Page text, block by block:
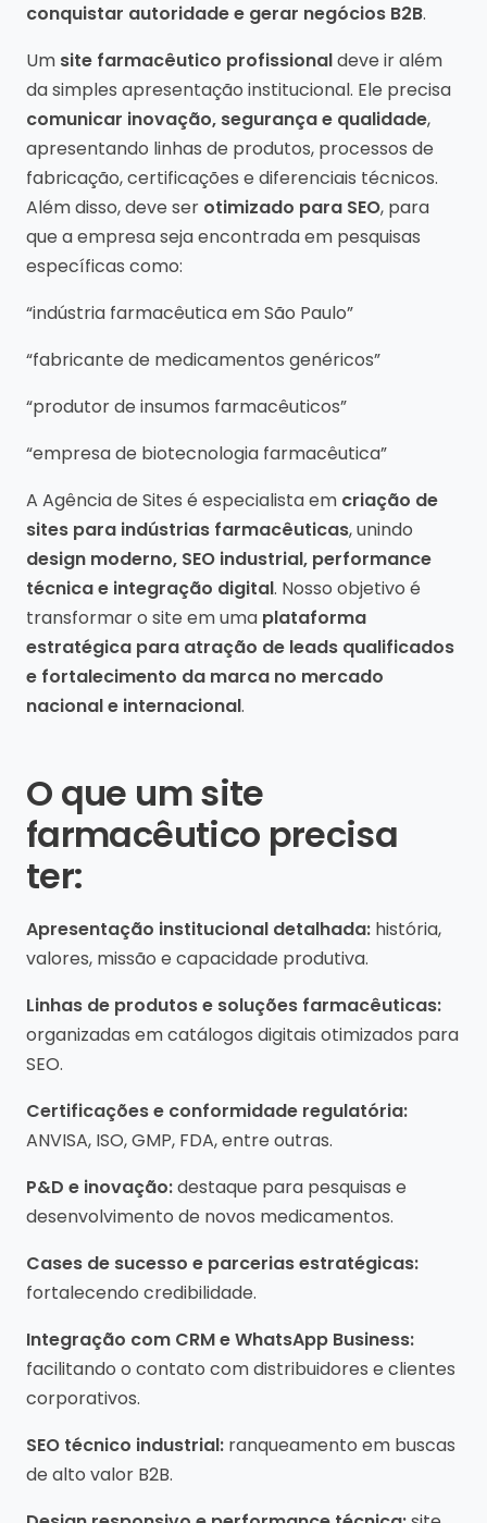
conquistar autoridade e gerar negócios B2B.
Um site farmacêutico profissionaldeve ir além
da simples apresentação institucional. Ele precisa
comunicar inovação, segurança e qualidade,
apresentando linhas de produtos, processos de
fabricação, certificações e diferenciais técnicos.
Além disso, deve ser otimizado para SEO, para
que a empresa seja encontrada em pesquisas
específicas como:
“indústria farmacêutica em São Paulo”
“fabricante de medicamentos genéricos”
“produtor de insumos farmacêuticos”
“empresa de biotecnologia farmacêutica”
A Agência de Sites é especialista em criação de
sites para indústrias farmacêuticas, unindo
design moderno, SEO industrial, performance
técnica e integração digital. Nosso objetivo é
transformar o site em uma plataforma
estratégica para atração de leads qualificados
e fortalecimento da marca no mercado
nacional e internacional.
O que um site
farmacêutico precisa
ter:
Apresentação institucional detalhada: história,
valores, missão e capacidade produtiva.
Linhas de produtos e soluções farmacêuticas:
organizadas em catálogos digitais otimizados para
SEO.
Certificações e conformidade regulatória:
ANVISA, ISO, GMP, FDA, entre outras.
P&D e inovação:destaque para pesquisas e
desenvolvimento de novos medicamentos.
Cases de sucesso e parcerias estratégicas:
fortalecendo credibilidade.
Integração com CRM e WhatsApp Business:
facilitando o contato com distribuidores e clientes
corporativos.
SEO técnico industrial: ranqueamento em buscas
de alto valor B2B.